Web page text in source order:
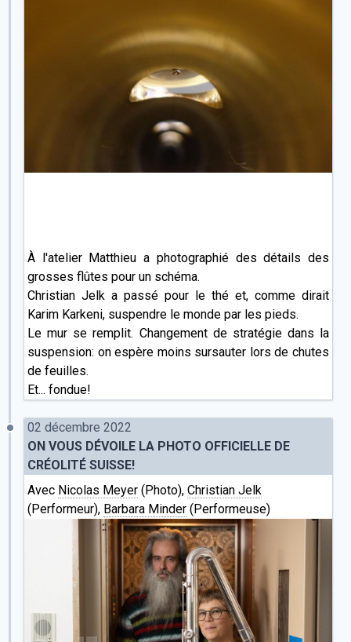
À l'atelier Matthieu a photographié des détails des
grosses flûtes pour un schéma.
Christian Jelk a passé pour le thé et, comme dirait
Karim Karkeni, suspendre le monde par les pieds.
Le mur se remplit. Changement de stratégie dans la
suspension: on espère moins sursauter lors de chutes
de feuilles.
Et... fondue!
02 décembre 2022
ON VOUS DÉVOILE LA PHOTO OFFICIELLE DE
CRÉOLITÉ SUISSE!
Avec Nicolas Meyer (Photo), Christian Jelk
(Performeur), Barbara Minder (Performeuse)